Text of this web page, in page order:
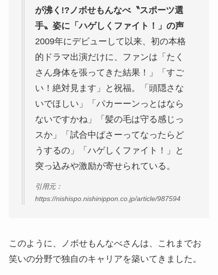
が沸く!?ノボせもんなべ〝スポーツ選
手〟姿に「ハゲしくファイト！」の声
2009年にデビューして以来、初の本格
的ドラマ出演だけに、ファンは「たく
さん身体を張ってきた結果！」「すご
い！絶対見ます」と祝福。「頭隠さな
いでほしい」「パカーーンっとはなら
ないですかね」「髪の毛は守る感じっ
スか」「試合中ぱさーってなったらど
うするの」「ハゲしくファイト！」と
突っ込みや激励が寄せられている。
引用元：
https://nishispo.nishinippon.co.jp/article/987594
このように、ノボせもんなべさんは、これまでお
笑いの分野で独自のキャリアを築いてきました。